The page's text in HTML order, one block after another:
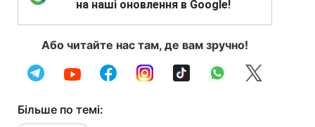
на наші оновлення в Google!
Або читайте нас там, де вам зручно!
Більше по темі: